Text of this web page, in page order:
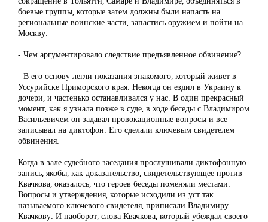
боевые группы, которые затем должны были напасть на
региональные воинские части, запастись оружием и пойти на
Москву.
- Чем аргументировало следствие предъявленное обвинение?
- В его основу легли показания знакомого, который живет в
Уссурийске Приморского края. Некогда он ездил в Украину к
дочери, и частенько останавливался у нас. В один прекрасный
момент, как я узнала позже в суде, в ходе беседы с Владимиром
Васильевичем он задавал провокационные вопросы и все
записывал на диктофон. Его сделали ключевым свидетелем
обвинения.
Когда в зале судебного заседания прослушивали диктофонную
запись, якобы, как доказательство, свидетельствующее против
Квачкова, оказалось, что героев беседы поменяли местами.
Вопросы и утверждения, которые исходили из уст так
называемого ключевого свидетеля, приписали Владимиру
Квачкову. И наоборот, слова Квачкова, который убеждал своего